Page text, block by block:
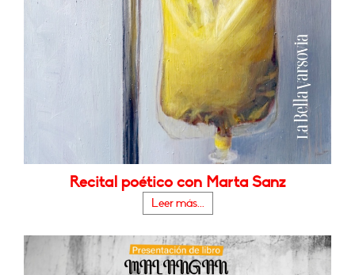
Recital poético con Marta Sanz
Leer más...